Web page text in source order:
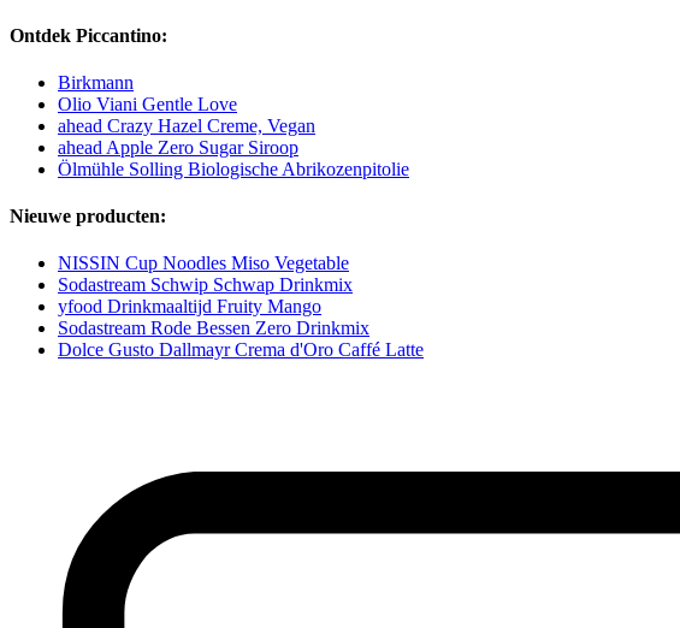
Ontdek Piccantino:
Birkmann
Olio Viani Gentle Love
ahead Crazy Hazel Creme, Vegan
ahead Apple Zero Sugar Siroop
Ölmühle Solling Biologische Abrikozenpitolie
Nieuwe producten:
NISSIN Cup Noodles Miso Vegetable
Sodastream Schwip Schwap Drinkmix
yfood Drinkmaaltijd Fruity Mango
Sodastream Rode Bessen Zero Drinkmix
Dolce Gusto Dallmayr Crema d'Oro Caffé Latte